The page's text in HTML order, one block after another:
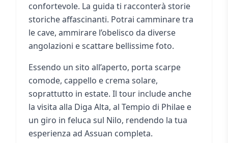
confortevole. La guida ti racconterà storie
storiche affascinanti. Potrai camminare tra
le cave, ammirare l’obelisco da diverse
angolazioni e scattare bellissime foto.
Essendo un sito all’aperto, porta scarpe
comode, cappello e crema solare,
soprattutto in estate. Il tour include anche
la visita alla Diga Alta, al Tempio di Philae e
un giro in feluca sul Nilo, rendendo la tua
esperienza ad Assuan completa.